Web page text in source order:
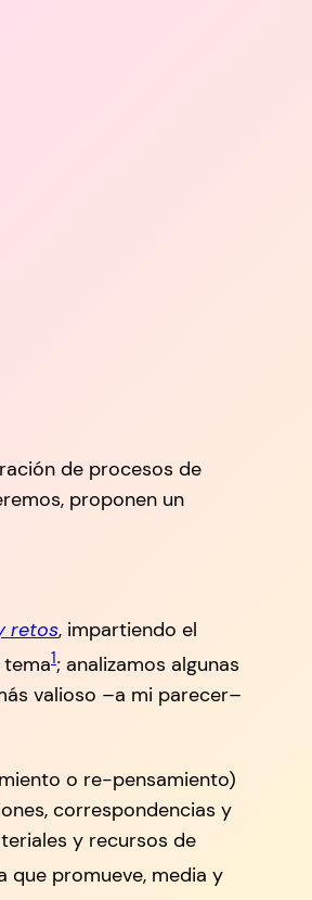
de procesos de
proponen un
retos, impartiendo el
1; analizamos algunas
valioso –a mi parecer–
o re-pensamiento)
correspondencias y
y recursos de
que promueve, media y